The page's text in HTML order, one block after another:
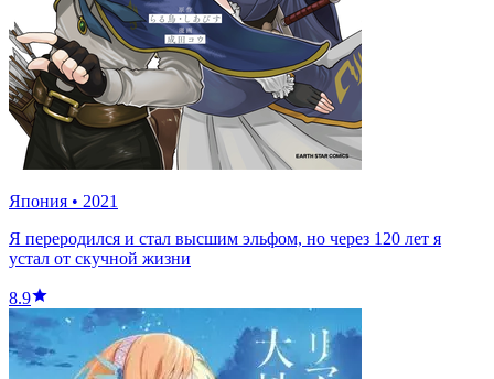
Япония • 2021
Я переродился и стал высшим эльфом, но через 120 лет я
устал от скучной жизни
8.9